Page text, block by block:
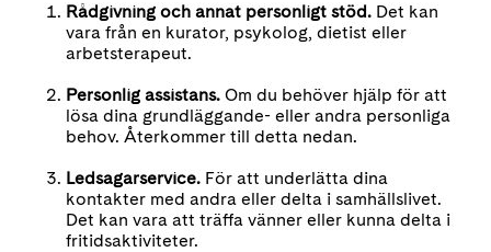
Rådgivning och annat personligt stöd. Det kan
vara från en kurator, psykolog, dietist eller
arbetsterapeut.
Personlig assistans. Om du behöver hjälp för att
lösa dina grundläggande- eller andra personliga
behov. Återkommer till detta nedan.
Ledsagarservice. För att underlätta dina
kontakter med andra eller delta i samhällslivet.
Det kan vara att träffa vänner eller kunna delta i
fritidsaktiviteter.